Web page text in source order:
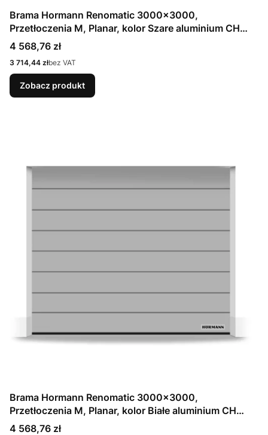
Brama Hormann Renomatic 3000x3000,
Przetłoczenia M, Planar, kolor Szare aluminium CH
9007 Matt deluxe + Prowadzenie N
Cena
4 568,76 zł
Cena
3 714,44 złbez VAT
Zobacz produkt
Brama Hormann Renomatic 3000x3000,
Przetłoczenia M, Planar, kolor Białe aluminium CH
9006 Matt deluxe + Prowadzenie N
Cena
4 568,76 zł